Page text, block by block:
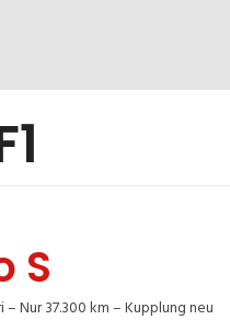
S
Nur 37.300 km – Kupplung neu